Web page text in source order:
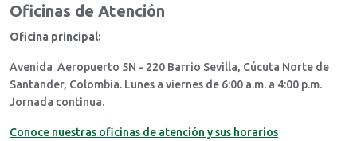
Oficinas de Atención
Oficina principal:
Avenida Aeropuerto 5N - 220 Barrio Sevilla, Cúcuta Norte de
Santander, Colombia. Lunes a viernes de 6:00 a.m. a 4:00 p.m.
Jornada continua.
Conoce nuestras oficinas de atención y sus horarios